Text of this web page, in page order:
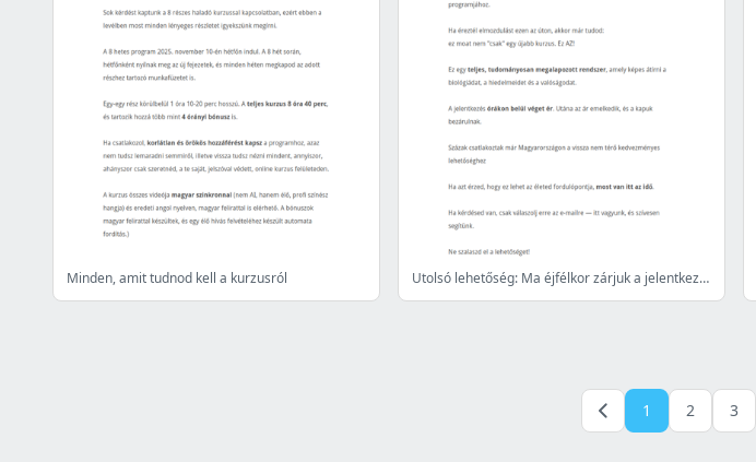
Minden, amit tudnod kell a kurzusról Utolsó lehetőség: Ma éjfélkor zárjuk a jelentkezéseket
1 2 3